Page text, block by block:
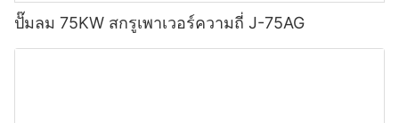
ปั๊มลม 75KW สกรูเพาเวอร์ความถี่ J-75AG